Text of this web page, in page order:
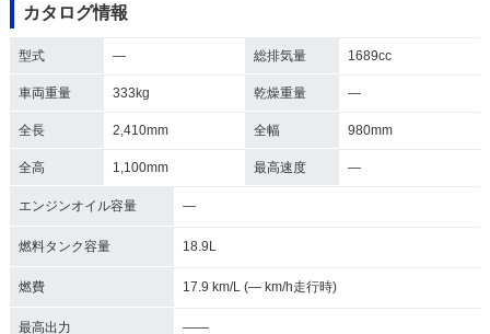
カタログ情報
型式 ― 総排気量 1689cc
車両重量 333kg 乾燥重量 ―
全長 2,410mm 全幅 980mm
全高 1,100mm 最高速度 ―
エンジンオイル容量 ―
燃料タンク容量 18.9L
燃費 17.9 km/L (― km/h走行時)
最高出力 ――